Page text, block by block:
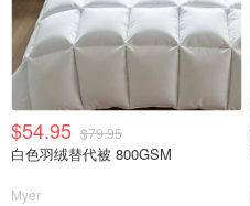
$54.95 $79.95
白色羽绒替代被 800GSM
Myer